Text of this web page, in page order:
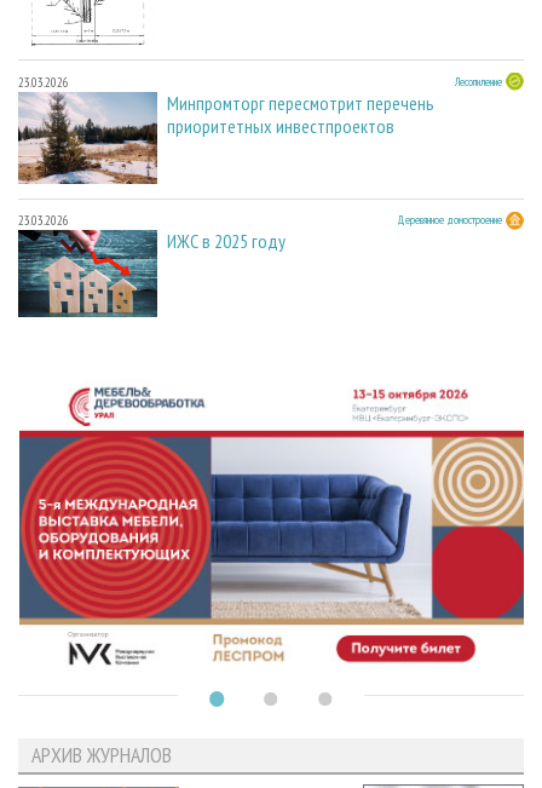
23.03.2026 Лесопиление
Минпромторг пересмотрит перечень
приоритетных инвестпроектов
23.03.2026 Деревянное домостроение
ИЖС в 2025 году
АРХИВ ЖУРНАЛОВ